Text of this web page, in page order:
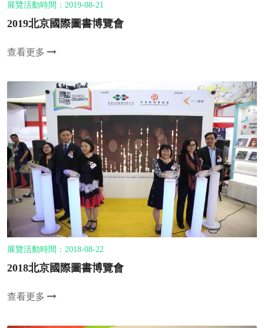
展覽活動時間：2019-08-21
2019北京國際圖書博覽會
查看更多
展覽活動時間：2018-08-22
2018北京國際圖書博覽會
查看更多